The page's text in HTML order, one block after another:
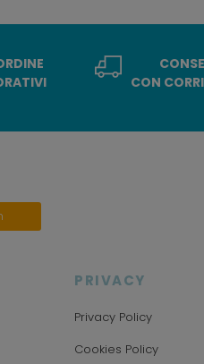
CON
PRIVACY
Privacy Policy
Cookies Policy